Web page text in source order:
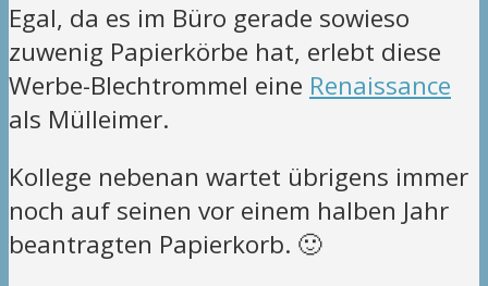
Egal, da es im Büro gerade sowieso
zuwenig Papierkörbe hat, erlebt diese
Werbe-Blechtrommel eine Renaissance
als Mülleimer.
Kollege nebenan wartet übrigens immer
noch auf seinen vor einem halben Jahr
beantragten Papierkorb. 🙂